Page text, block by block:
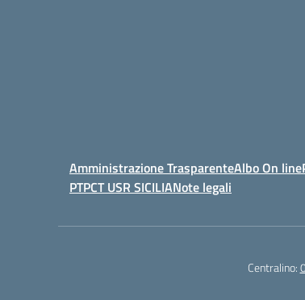
Amministrazione TrasparenteAlbo On line
PTPCT USR SICILIANote legali
Centralino: